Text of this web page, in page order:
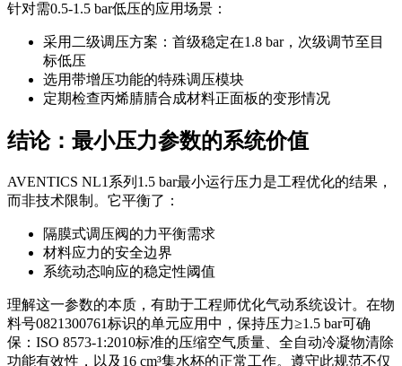
针对需0.5-1.5 bar低压的应用场景：
采用二级调压方案：首级稳定在1.8 bar，次级调节至目
标低压
选用带增压功能的特殊调压模块
定期检查丙烯腈腈合成材料正面板的变形情况
结论：最小压力参数的系统价值
AVENTICS NL1系列1.5 bar最小运行压力是工程优化的结果，
而非技术限制。它平衡了：
隔膜式调压阀的力平衡需求
材料应力的安全边界
系统动态响应的稳定性阈值
理解这一参数的本质，有助于工程师优化气动系统设计。在物
料号0821300761标识的单元应用中，保持压力≥1.5 bar可确
保：ISO 8573-1:2010标准的压缩空气质量、全自动冷凝物清除
功能有效性，以及16 cm³集水杯的正常工作。遵守此规范不仅